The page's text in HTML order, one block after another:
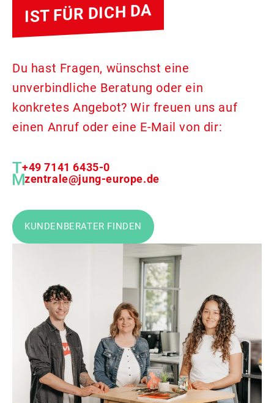
IST FÜR DICH DA
Du hast Fragen, wünschst eine
unverbindliche Beratung oder ein
konkretes Angebot? Wir freuen uns auf
einen Anruf oder eine E-Mail von dir:
+49 7141 6435-0
zentrale@jung-europe.de
KUNDENBERATER FINDEN